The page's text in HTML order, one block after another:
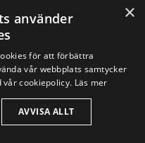
och utan
×
använder
för att förbättra
vår webbplats samtycker
cookiepolicy. Läs mer
AVVISA ALLT